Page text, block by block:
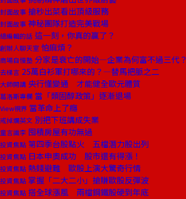
封面故事 搶秒出菜看出頂級服務
封面故事 神秘團隊打造完美戰場
總編輯的話 這一刻，你真的贏了？
創辦人聊天室 怕麻煩？
商場自慢塾 分家是衰亡的開始—企業為何富不過三代？
去梯言 25萬白衫軍打哪來的？—替馬把脈之二
大師開講 央行懂變通 才能健全歐元體質
葛洛斯專欄 當「類固醇政策」逐漸退場
View視界 當革命上了癮
戒掉爛英文 別把下班講成失業
童言識李 囤積房屋有功無過
投資焦點 第四季台股點火 五檔潛力股出列
投資焦點 日本申奧成功 股市還有得漲！
投資焦點 熱錢避難 歐股上演大驚奇行情
投資焦點 掌握「二大二小」搶賺歐股反彈波
投資焦點 搭全球漲風 兩檔鋼鐵股硬到年底